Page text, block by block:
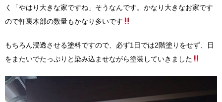
く「やはり大きな家ですね」そうなんです。かなり大きなお家です
ので軒裏木部の数量もかなり多いです
もちろん浸透させる塗料ですので、必ず1日では2階塗りをせず、日
をまたいでたっぷりと染み込ませながら塗装していきました